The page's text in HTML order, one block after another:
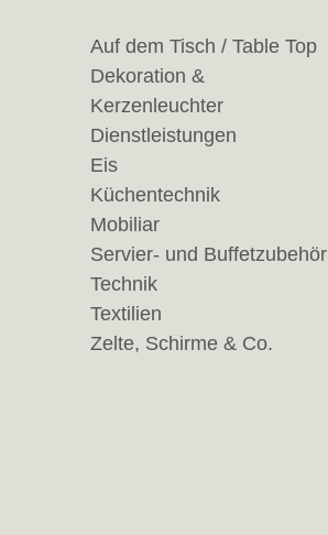
Auf dem Tisch / Table Top
Dekoration &
Kerzenleuchter
Dienstleistungen
Eis
Küchentechnik
Mobiliar
Servier- und Buffetzubehör
Technik
Textilien
Zelte, Schirme & Co.